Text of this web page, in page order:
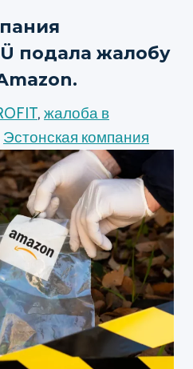
подала жалобу
, жалоба в
Эстонская компания